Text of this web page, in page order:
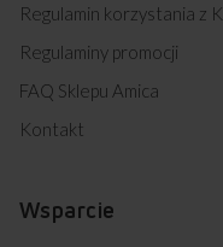
Regulamin korzystania z
Regulaminy promocji
FAQ Sklepu Amica
Kontakt
Wsparcie